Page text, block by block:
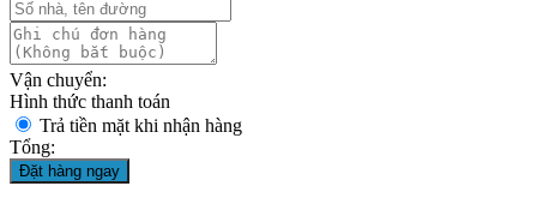
Vận chuyển:
Hình thức thanh toán
Trả tiền mặt khi nhận hàng
Tổng:
Đặt hàng ngay